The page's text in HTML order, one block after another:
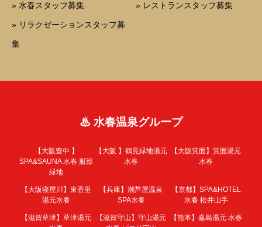
» 水春スタッフ募集 » レストランスタッフ募集
» リラクゼーションスタッフ募
集
♨ 水春温泉グループ
【大阪豊中 】
SPA&SAUNA 水春 服部
緑地
【大阪 】 鶴見緑地湯元
水春
【大阪箕面】 箕面湯元
水春
【大阪寝屋川】 東香里
湯元水春
【兵庫】 潮芦屋温泉
SPA水春
【京都】 SPA&HOTEL
水春 松井山手
【滋賀草津】 草津湯元
【滋賀守山】 守山湯元
【熊本】 嘉島湯元 水春